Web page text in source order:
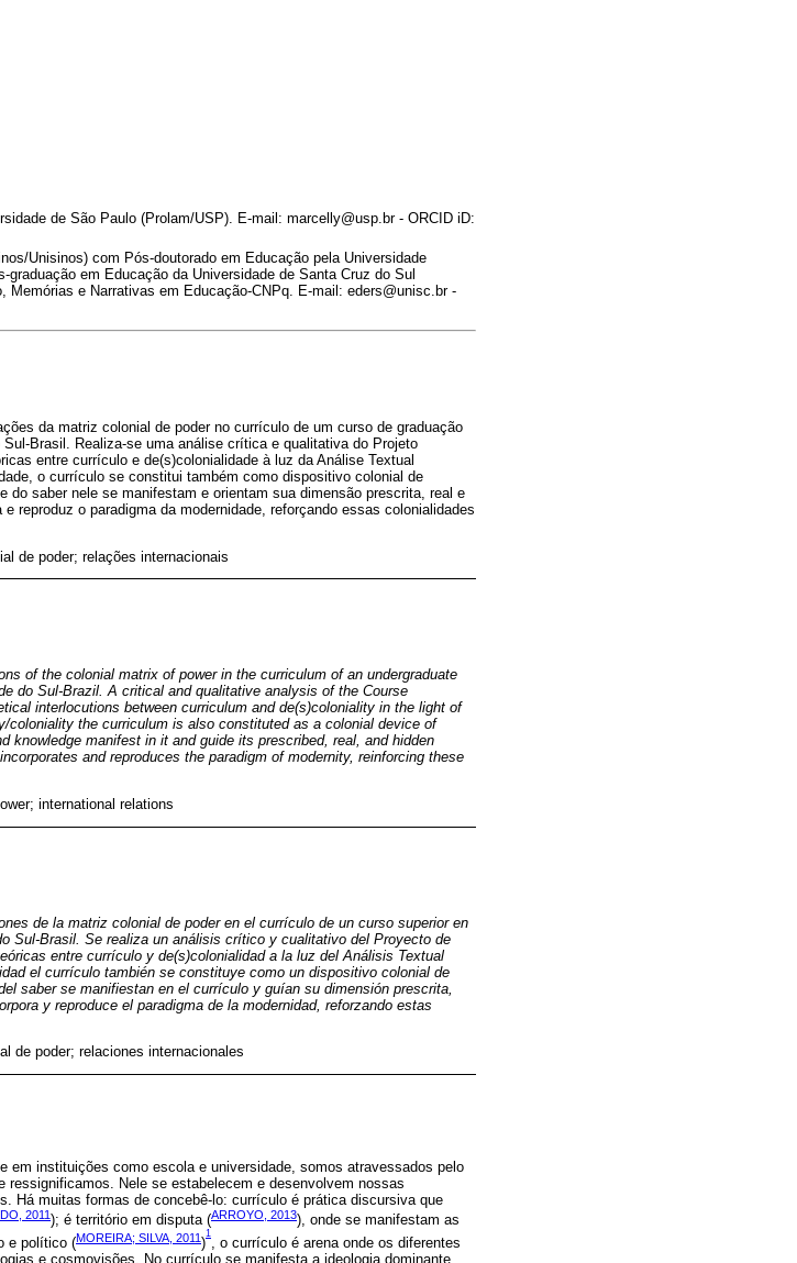
de São Paulo (Prolam/USP). E-mail: marcelly@usp.br - ORCID iD:
Unisinos) com Pós-doutorado em Educação pela Universidade
em Educação da Universidade de Santa Cruz do Sul
e Narrativas em Educação-CNPq. E-mail: eders@unisc.br -
da matriz colonial de poder no currículo de um curso de graduação
Brasil. Realiza-se uma análise crítica e qualitativa do Projeto
entre currículo e de(s)colonialidade à luz da Análise Textual
o currículo se constitui também como dispositivo colonial de
do saber nele se manifestam e orientam sua dimensão prescrita, real e
reproduz o paradigma da modernidade, reforçando essas colonialidades
de poder; relações internacionais
of the colonial matrix of power in the curriculum of an undergraduate
do Sul-Brazil. A critical and qualitative analysis of the Course
interlocutions between curriculum and de(s)coloniality in the light of
the curriculum is also constituted as a colonial device of
knowledge manifest in it and guide its prescribed, real, and hidden
and reproduces the paradigm of modernity, reinforcing these
international relations
de la matriz colonial de poder en el currículo de un curso superior en
Sul-Brasil. Se realiza un análisis crítico y cualitativo del Proyecto de
entre currículo y de(s)colonialidad a la luz del Análisis Textual
el currículo también se constituye como un dispositivo colonial de
saber se manifiestan en el currículo y guían su dimensión prescrita,
y reproduce el paradigma de la modernidad, reforzando estas
de poder; relaciones internacionales
em instituições como escola e universidade, somos atravessados pelo
Nele se estabelecem e desenvolvem nossas
Há muitas formas de concebê-lo: currículo é prática discursiva que
2011); é território em disputa (ARROYO, 2013), onde se manifestam as
e político (MOREIRA; SILVA, 2011)
1
, o currículo é arena onde os diferentes
e cosmovisões. No currículo se manifesta a ideologia dominante